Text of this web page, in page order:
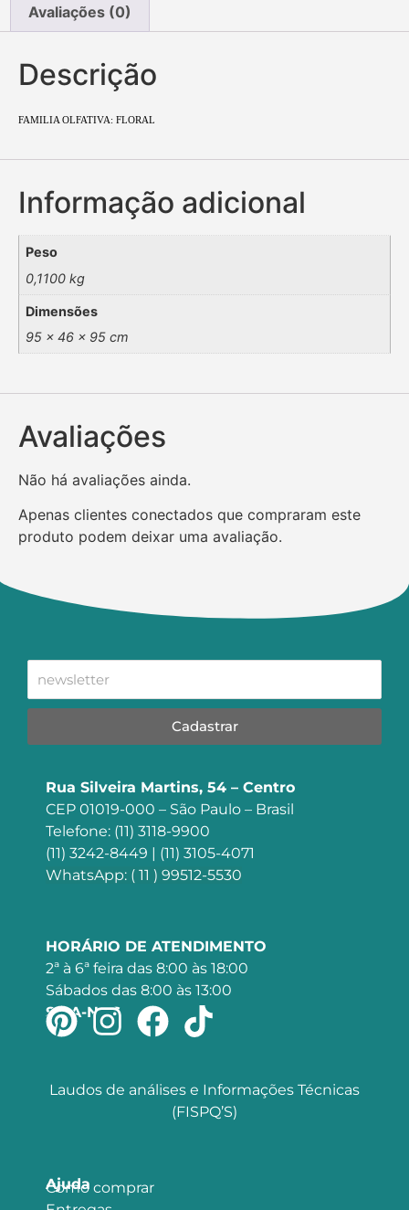
Avaliações (0)
Descrição
FAMILIA OLFATIVA: FLORAL
Informação adicional
Peso
0,1100 kg
Dimensões
95 × 46 × 95 cm
Avaliações
Não há avaliações ainda.
Apenas clientes conectados que compraram este
produto podem deixar uma avaliação.
Cadastrar
Rua Silveira Martins, 54 – Centro
CEP 01019-000 – São Paulo – Brasil
Telefone: (11) 3118-9900
(11) 3242-8449 | (11) 3105-4071
WhatsApp: ( 11 ) 99512-5530
HORÁRIO DE ATENDIMENTO
2ª à 6ª feira das 8:00 às 18:00
Sábados das 8:00 às 13:00
SIGA-NOS
Laudos de análises e Informações Técnicas
(FISPQ’S)
Ajuda
Como comprar